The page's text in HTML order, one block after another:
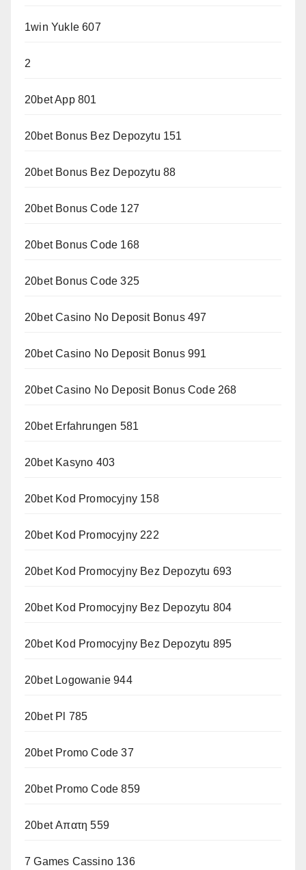
1win Yukle 607
2
20bet App 801
20bet Bonus Bez Depozytu 151
20bet Bonus Bez Depozytu 88
20bet Bonus Code 127
20bet Bonus Code 168
20bet Bonus Code 325
20bet Casino No Deposit Bonus 497
20bet Casino No Deposit Bonus 991
20bet Casino No Deposit Bonus Code 268
20bet Erfahrungen 581
20bet Kasyno 403
20bet Kod Promocyjny 158
20bet Kod Promocyjny 222
20bet Kod Promocyjny Bez Depozytu 693
20bet Kod Promocyjny Bez Depozytu 804
20bet Kod Promocyjny Bez Depozytu 895
20bet Logowanie 944
20bet Pl 785
20bet Promo Code 37
20bet Promo Code 859
20bet Απατη 559
7 Games Cassino 136